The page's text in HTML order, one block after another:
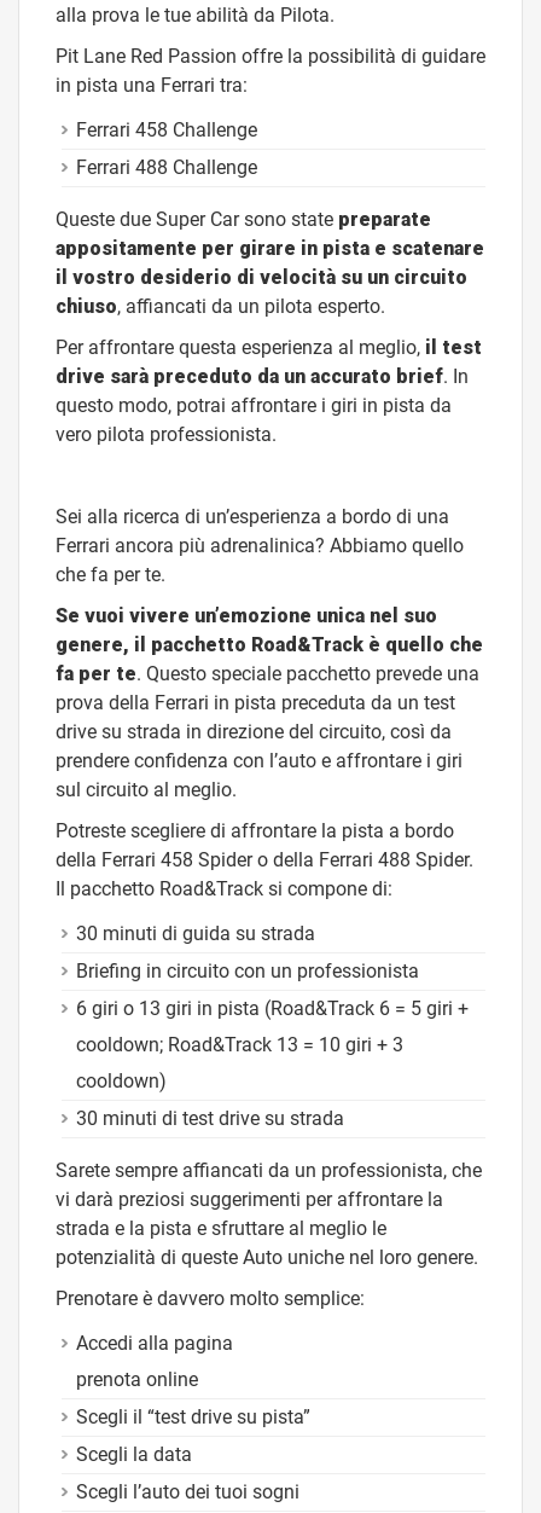
alla prova le tue abilità da Pilota.
Pit Lane Red Passion offre la possibilità di guidare
in pista una Ferrari tra:
Ferrari 458 Challenge
Ferrari 488 Challenge
Queste due Super Car sono state preparate
appositamente per girare in pista e scatenare
il vostro desiderio di velocità su un circuito
chiuso, affiancati da un pilota esperto.
Per affrontare questa esperienza al meglio, il test
drive sarà preceduto da un accurato brief. In
questo modo, potrai affrontare i giri in pista da
vero pilota professionista.
Sei alla ricerca di un’esperienza a bordo di una
Ferrari ancora più adrenalinica? Abbiamo quello
che fa per te.
Se vuoi vivere un’emozione unica nel suo
genere, il pacchetto Road&Track è quello che
fa per te. Questo speciale pacchetto prevede una
prova della Ferrari in pista preceduta da un test
drive su strada in direzione del circuito, così da
prendere confidenza con l’auto e affrontare i giri
sul circuito al meglio.
Potreste scegliere di affrontare la pista a bordo
della Ferrari 458 Spider o della Ferrari 488 Spider.
Il pacchetto Road&Track si compone di:
30 minuti di guida su strada
Briefing in circuito con un professionista
6 giri o 13 giri in pista (Road&Track 6 = 5 giri +
cooldown; Road&Track 13 = 10 giri + 3
cooldown)
30 minuti di test drive su strada
Sarete sempre affiancati da un professionista, che
vi darà preziosi suggerimenti per affrontare la
strada e la pista e sfruttare al meglio le
potenzialità di queste Auto uniche nel loro genere.
Prenotare è davvero molto semplice:
Accedi alla pagina
prenota online
Scegli il “test drive su pista”
Scegli la data
Scegli l’auto dei tuoi sogni